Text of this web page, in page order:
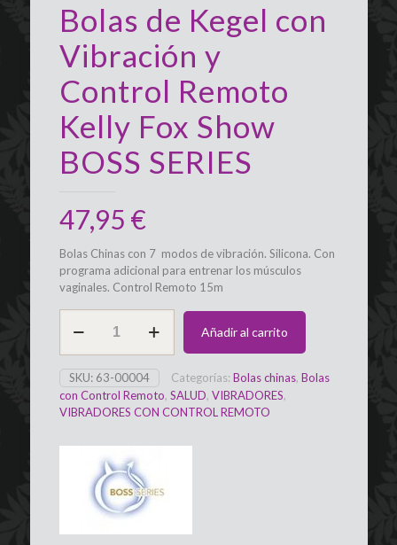
Bolas de Kegel con
Vibración y
Control Remoto
Kelly Fox Show
BOSS SERIES
47,95 €
Bolas Chinas con 7 modos de vibración. Silicona. Con
programa adicional para entrenar los músculos
vaginales. Control Remoto 15m
Vibración
y
Control
cantidad
Añadir al carrito
SKU: 63-00004 Categorías: Bolas chinas, Bolas
con Control Remoto, SALUD, VIBRADORES,
VIBRADORES CON CONTROL REMOTO